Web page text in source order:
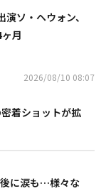
演ソ・ヘウォン、
月
2026/08/10 08:07
着ショットが拡
に涙も…様々な